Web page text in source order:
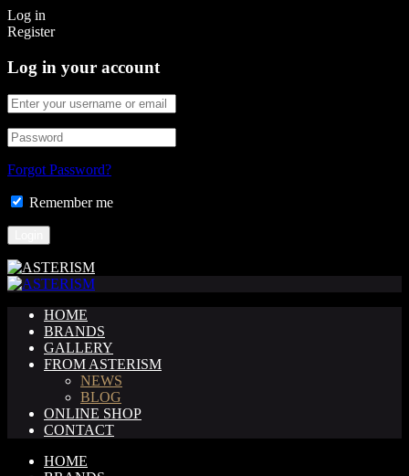
Log in
Register
Log in your account
Forgot Password?
Remember me
HOME
BRANDS
GALLERY
FROM ASTERISM
NEWS
BLOG
ONLINE SHOP
CONTACT
HOME